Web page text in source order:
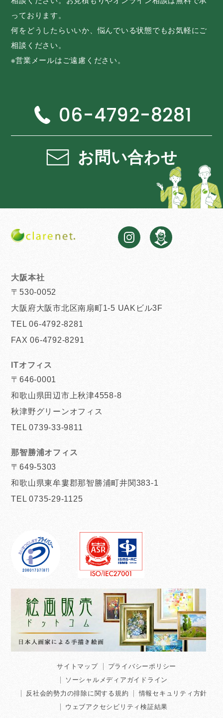
っております。
何をどうしたらいいか、悩んでいる状態でもお気軽にご
相談ください。
※営業メールはご遠慮ください。
06-4792-8281
お問い合わせ
大阪本社
〒530-0052
大阪府大阪市北区南扇町1-5 UAKビル3F
TEL 06-4792-8281
FAX 06-4792-8291
ITオフィス
〒646-0001
和歌山県田辺市上秋津4558-8
秋津野グリーンオフィス
TEL 0739-33-9811
那智勝浦オフィス
〒649-5303
和歌山県東牟婁郡那智勝浦町井関383-1
TEL 0735-29-1125
サイトマップ
プライバシーポリシー
ソーシャルメディアガイドライン
反社会的勢力の排除に関する規約
情報セキュリティ方針
ウェブアクセシビリティ検証結果